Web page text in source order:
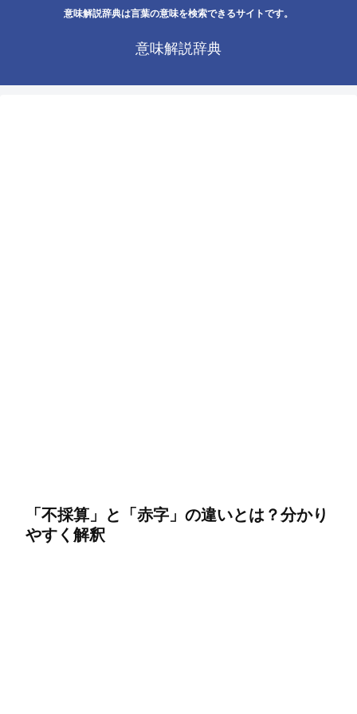
意味解説辞典は言葉の意味を検索できるサイトです。
意味解説辞典
「不採算」と「赤字」の違いとは？分かり
やすく解釈